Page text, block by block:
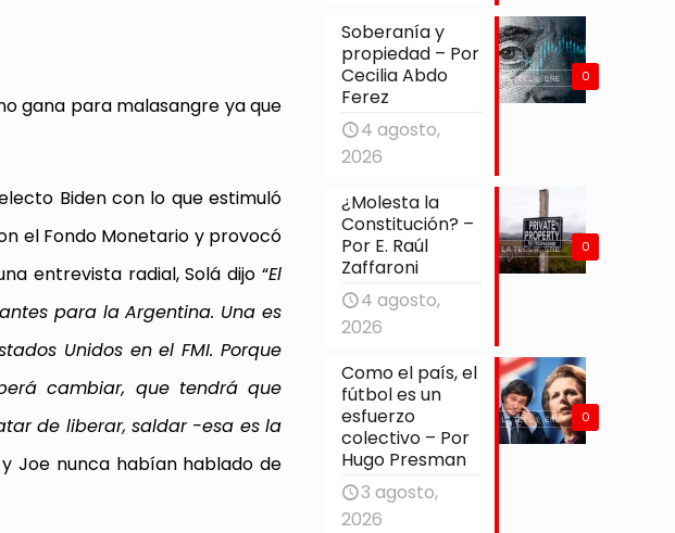
gana para malasangre ya que
Biden con lo que estimuló
el Fondo Monetario y provocó
entrevista radial, Solá dijo “El
para la Argentina. Una es
Unidos en el FMI. Porque
cambiar, que tendrá que
de liberar, saldar -esa es la
Joe nunca habían hablado de
0
Soberanía y
propiedad – Por
Cecilia Abdo
Ferez
4 agosto,
2026
0
¿Molesta la
Constitución? –
Por E. Raúl
Zaffaroni
4 agosto,
2026
0
Como el país, el
fútbol es un
esfuerzo
colectivo – Por
Hugo Presman
3 agosto,
2026